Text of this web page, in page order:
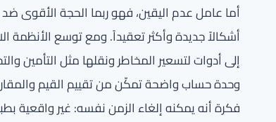
أما عامل عدم اليقين، فهو ربما الحجة الأقوى
أشكالاً جديدة وأكثر تعقيداً. ومع توسع الأنظمة
إلى أدوات لتسعير المخاطر ونقلها مثل التأمين
وحدة حساب واضحة تمكّن من تقييم القيم
فكرة أنه يمكنه إلغاء الزمن نفسه: غير واقعية